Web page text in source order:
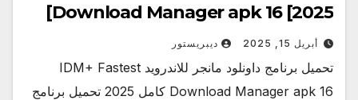
Download Manager apk 16 [2025]
أبريل 15, 2025 ديبريستور
تحميل برنامج داونلود مانجر للاندرويد IDM+ Fastest
Download Manager apk 16 كامل 2025 تحميل برنامج